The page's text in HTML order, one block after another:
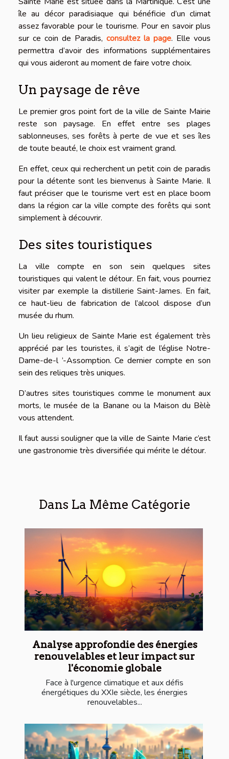
île au décor paradisiaque qui bénéficie d’un climat
assez favorable pour le tourisme. Pour en savoir plus
sur ce coin de Paradis, consultez la page. Elle vous
permettra d’avoir des informations supplémentaires
qui vous aideront au moment de faire votre choix.
Un paysage de rêve
Le premier gros point fort de la ville de Sainte Mairie
reste son paysage. En effet entre ses plages
sablonneuses, ses forêts à perte de vue et ses îles
de toute beauté, le choix est vraiment grand.
En effet, ceux qui recherchent un petit coin de paradis
pour la détente sont les bienvenus à Sainte Marie. Il
faut préciser que le tourisme vert est en place boom
dans la région car la ville compte des forêts qui sont
simplement à découvrir.
Des sites touristiques
La ville compte en son sein quelques sites
touristiques qui valent le détour. En fait, vous pourriez
visiter par exemple la distillerie Saint-James. En fait,
ce haut-lieu de fabrication de l’alcool dispose d’un
musée du rhum.
Un lieu religieux de Sainte Marie est également très
apprécié par les touristes, il s’agit de l’église Notre-
Dame-de-l ’-Assomption. Ce dernier compte en son
sein des reliques très uniques.
D’autres sites touristiques comme le monument aux
morts, le musée de la Banane ou la Maison du Bèlè
vous attendent.
Il faut aussi souligner que la ville de Sainte Marie c’est
une gastronomie très diversifiée qui mérite le détour.
Dans La Même Catégorie
Analyse approfondie des énergies
renouvelables et leur impact sur
l'économie globale
Face à l'urgence climatique et aux défis
énergétiques du XXIe siècle, les énergies
renouvelables...